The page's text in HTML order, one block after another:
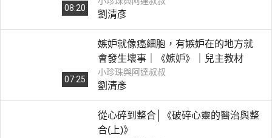
08:20
劉清彥
07:25
嫉妒就像癌細胞，有嫉妒在的地方就
會發生壞事｜《嫉妒》｜兒主教材
小珍珠與阿達叔叔
劉清彥
從心碎到整合│《破碎心靈的醫治與整
合(上)》